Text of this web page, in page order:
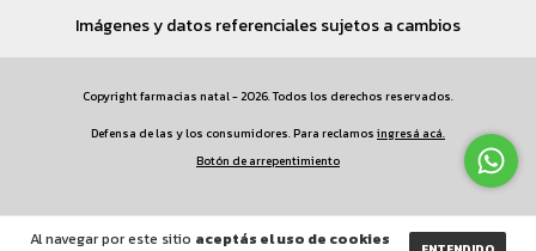
Al navegar por este sitio aceptás el uso de cookies
Imágenes y datos referenciales sujetos a cambios
Copyright farmacias natal - 2026. Todos los derechos reservados.
Defensa de las y los consumidores. Para reclamos ingresá acá.
Botón de arrepentimiento